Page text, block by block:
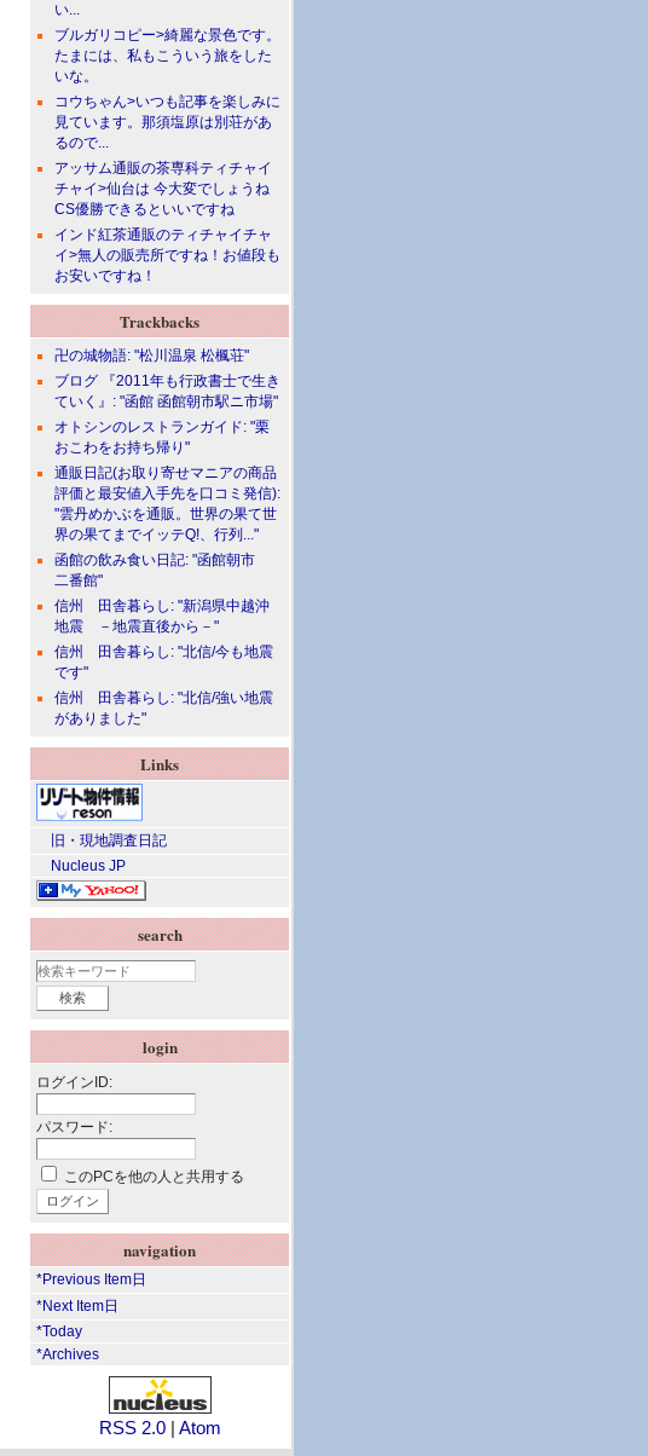
い...
ブルガリコピー>綺麗な景色です。
たまには、私もこういう旅をした
いな。
コウちゃん>いつも記事を楽しみに
見ています。那須塩原は別荘があ
るので...
アッサム通販の茶専科ティチャイ
チャイ>仙台は 今大変でしょうね
CS優勝できるといいですね
インド紅茶通販のティチャイチャ
イ>無人の販売所ですね！お値段も
お安いですね！
Trackbacks
卍の城物語: "松川温泉 松楓荘"
ブログ 『2011年も行政書士で生き
ていく』: "函館 函館朝市駅ニ市場"
オトシンのレストランガイド: "栗
おこわをお持ち帰り"
通販日記(お取り寄せマニアの商品
評価と最安値入手先を口コミ発信):
"雲丹めかぶを通販。世界の果て世
界の果てまでイッテQ!、行列..."
函館の飲み食い日記: "函館朝市
二番館"
信州 田舎暮らし: "新潟県中越沖
地震 －地震直後から－"
信州 田舎暮らし: "北信/今も地震
です"
信州 田舎暮らし: "北信/強い地震
がありました"
Links
旧・現地調査日記
Nucleus JP
search
login
ログインID:
パスワード:
このPCを他の人と共用する
navigation
*Previous Item日
*Next Item日
*Today
*Archives
RSS 2.0| Atom